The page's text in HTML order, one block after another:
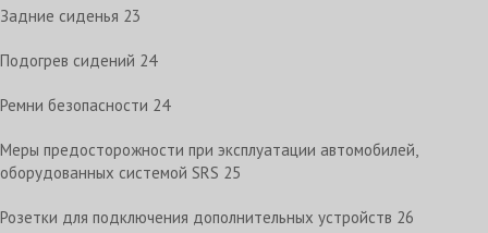
Задние сиденья 23
Подогрев сидений 24
Ремни безопасности 24
Меры предосторожности при эксплуатации автомобилей,
оборудованных системой SRS 25
Розетки для подключения дополнительных устройств 26